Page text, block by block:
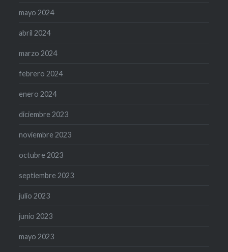
mayo 2024
abril 2024
marzo 2024
febrero 2024
enero 2024
diciembre 2023
noviembre 2023
octubre 2023
septiembre 2023
julio 2023
junio 2023
mayo 2023